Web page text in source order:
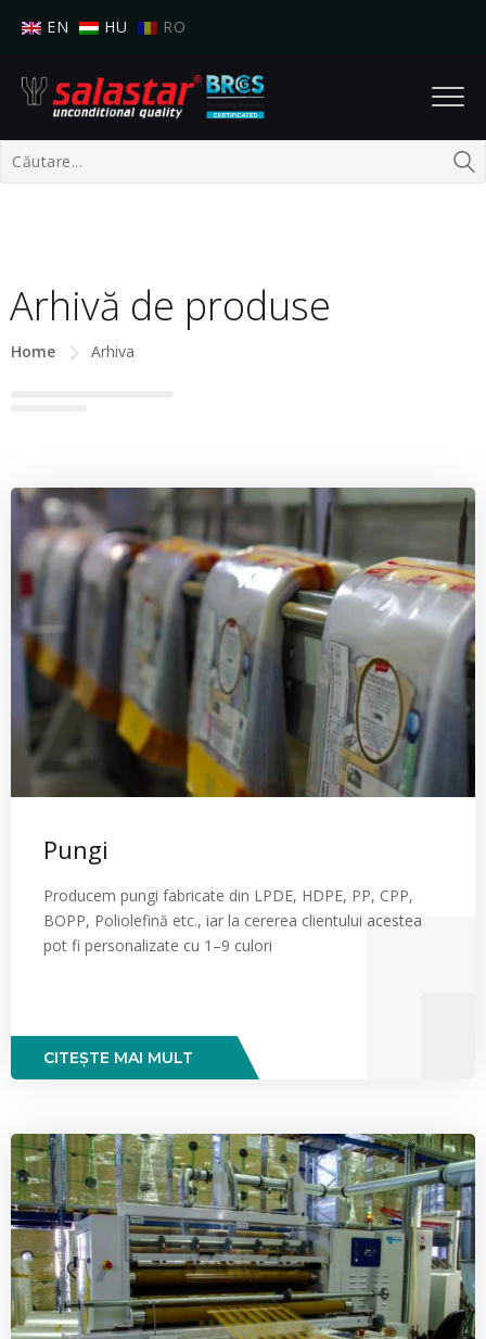
EN HU RO
Arhivă de produse
Home Arhiva
Pungi
Producem pungi fabricate din LPDE, HDPE, PP, CPP,
BOPP, Poliolefină etc., iar la cererea clientului acestea
pot fi personalizate cu 1–9 culori
CITEȘTE MAI MULT